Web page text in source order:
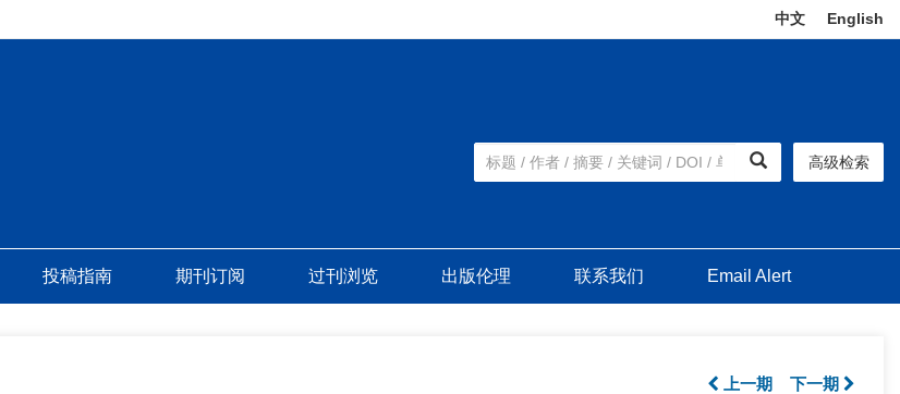
中文 English
高级检索
投稿指南 期刊订阅 过刊浏览 出版伦理 联系我们 Email Alert
上一期 下一期